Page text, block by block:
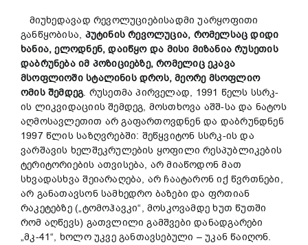
მიუხედავად რევოლუციებისადმი უარყოფითი
განწყობისა, პუტინის რევოლუცია, რომელსაც დიდი
ხანია,ელოდნენ,დაიწყო და მისი მიზანია რუსეთის
დაბრუნება იმ პოზიციებზე,რომელიც ეკავა
მსოფლიოში სტალინის დროს,მეორე მსოფლიო
ომის შემდეგ. რუსეთმა პირველად, 1991 წელს სსრკ-
ის ლიკვიდაციის შემდეგ, მოსთხოვა აშშ-სა და ნატოს
აღმოსავლეთით არ გაფართოვდნენ და დაბრუნდნენ
1997 წლის საზღვრებში: შეწყვიტონ სსრკ-ის და
ვარშავის ხელშეკრულების ყოფილი რესპუბლიკების
ტერიტორიების ათვისება, არ მიაწოდონ მათ
სხვადასხვა შეიარაღება, არ ჩაატარონ იქ წვრთნები,
არ განათავსონ სამხედრო ბაზები და ფრთიან
რაკეტებზე („ტომოჰავკი“, მოსკოვამდე ხუთ წუთში
რომ აღწევს) გათვლილი გამშვები დანადგარები
„მკ-41“, ხოლო უკვე განთავსებული – უკან წაიღონ.